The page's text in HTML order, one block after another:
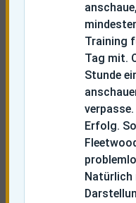
Training
Tag mit.
Stunde
verpasse.
Erfolg.